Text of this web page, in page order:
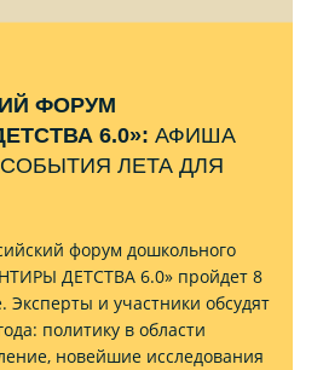
ФОРУМ
6.0»: АФИША
ЛЕТА ДЛЯ
форум дошкольного
ДЕТСТВА 6.0» пройдет 8
Эксперты и участники обсудят
политику в области
новейшие исследования